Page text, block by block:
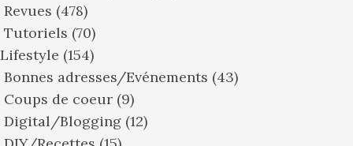
Revues (478)
Tutoriels (70)
Lifestyle (154)
Bonnes adresses/Evénements (43)
Coups de coeur (9)
Digital/Blogging (12)